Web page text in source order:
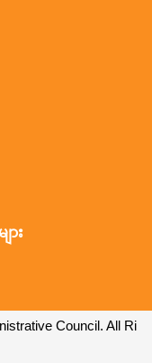
ား
Council. All Ri